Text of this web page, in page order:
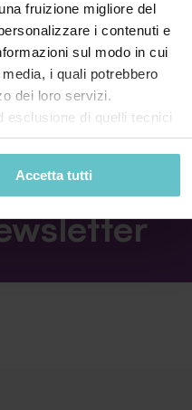
fruizione migliore del
i contenuti e
sul modo in cui
i quali potrebbero
dei loro servizi.
esclusione di quelli tecnici
di implementare tutti i
Accetta tutti